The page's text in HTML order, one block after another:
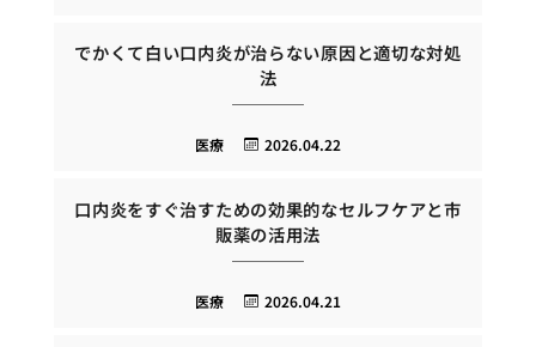
でかくて白い口内炎が治らない原因と適切な対処
法
2026.04.22
医療
口内炎をすぐ治すための効果的なセルフケアと市
販薬の活用法
2026.04.21
医療